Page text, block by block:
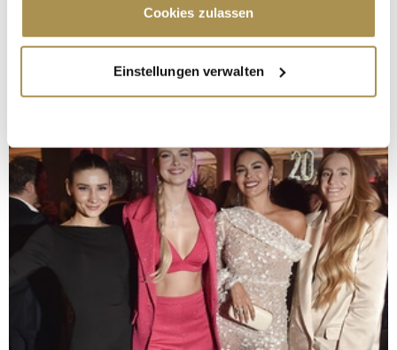
Trigger Symbol ändern oder widerrufen
Informationen über Ihre geografische Lage
erfassen, welche bis auf einige Meter genau sein
bestimmten Merkmalen (Fingerprinting) identifizieren
Erfahren Sie mehr darüber, wie Ihre persönlichen Daten
verarbeitet werden, und legen Sie Ihre Präferenzen im
Abschnitt Einzelheiten
fest.
Wir verwenden Cookies, um Inhalte und Anzeigen zu
personalisieren, Funktionen für soziale Medien anbieten
zu können und die Zugriffe auf unsere Website zu
analysieren. Außerdem geben wir Informationen zu Ihrer
Cookies zulassen
Einstellungen verwalten